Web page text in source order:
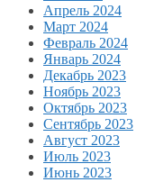
Апрель 2024
Март 2024
Февраль 2024
Январь 2024
Декабрь 2023
Ноябрь 2023
Октябрь 2023
Сентябрь 2023
Август 2023
Июль 2023
Июнь 2023